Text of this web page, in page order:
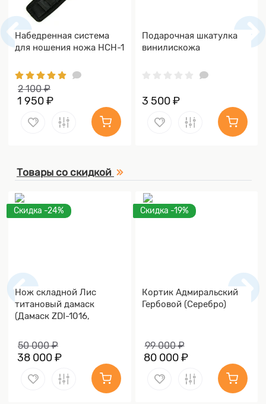
Набедренная система
для ношения ножа НСН-1
2 100 ₽
1 950 ₽
Подарочная шкатулка
винилискожа
3 500 ₽
Товары со скидкой
Скидка -24%
Нож складной Лис
титановый дамаск
(Дамаск ZDI-1016,
50 000 ₽
38 000 ₽
Скидка -19%
Кортик Адмиральский
Гербовой (Серебро)
99 000 ₽
80 000 ₽